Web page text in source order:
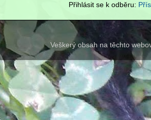
Přihlásit se k odběru:
Veškerý obsah na těchto